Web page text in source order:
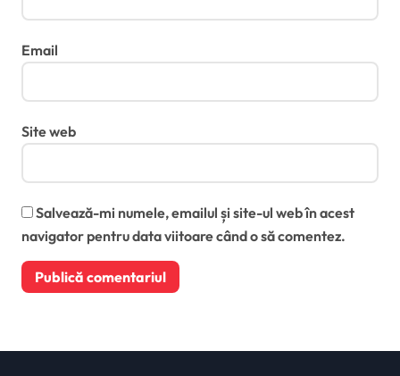
Email
Site web
Salvează-mi numele, emailul și site-ul web în acest
navigator pentru data viitoare când o să comentez.